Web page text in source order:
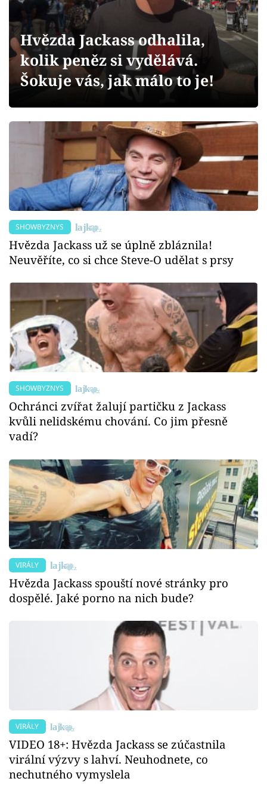
Videa
Sledujte prima+
Sledujte nás
Hvězda Jackass odhalila,
kolik peněz si vydělává.
Šokuje vás, jak málo to je!
SHOWBYZNYS
Hvězda Jackass už se úplně zbláznila!
Neuvěříte, co si chce Steve-O udělat s prsy
SHOWBYZNYS
Ochránci zvířat žalují partičku z Jackass
kvůli nelidskému chování. Co jim přesně
vadí?
VIRÁLY
Hvězda Jackass spouští nové stránky pro
dospělé. Jaké porno na nich bude?
VIRÁLY
VIDEO 18+: Hvězda Jackass se zúčastnila
virální výzvy s lahví. Neuhodnete, co
nechutného vymyslela